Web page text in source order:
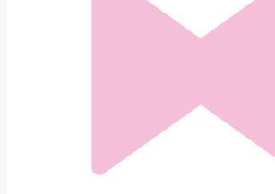
Добавить в вишлист